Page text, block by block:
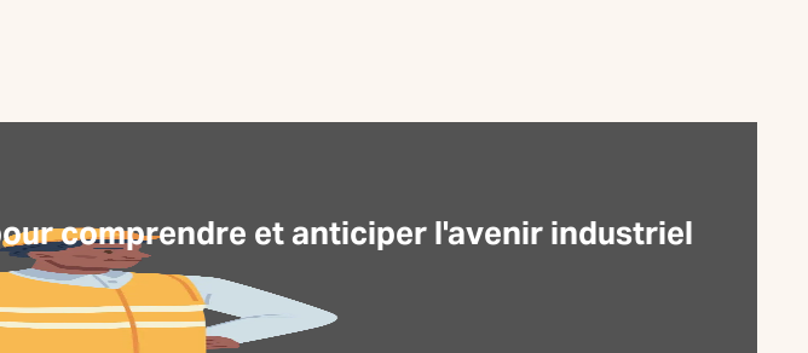
comprendre et anticiper l'avenir industriel